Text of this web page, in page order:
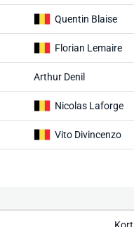
Quentin Blaise
Florian Lemaire
Arthur Denil
Nicolas Laforge
Vito Divincenzo